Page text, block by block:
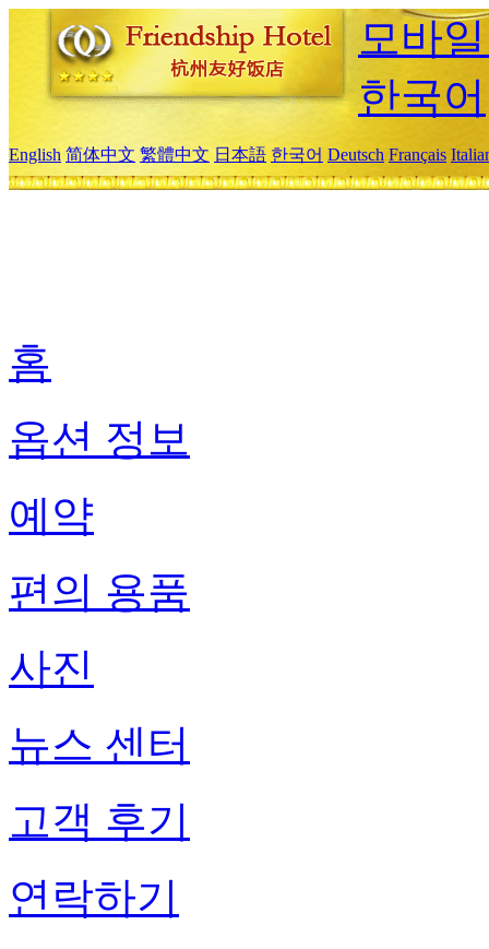
모바
한국어
English 简体中文 繁體中文 日本語 한국어 Deutsch Français
홈
옵션 정보
예약
편의 용품
사진
뉴스 센터
고객 후기
연락하기